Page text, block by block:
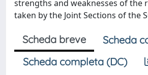
strengths and weaknesses of the
taken by the Joint Sections of the
Scheda breve
Scheda
Scheda completa (DC)